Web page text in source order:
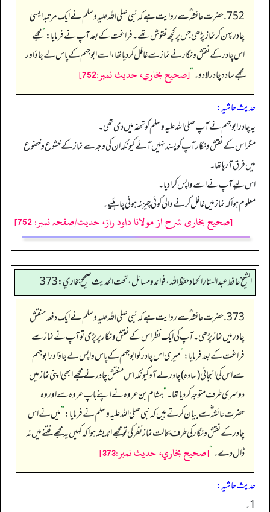
752. حضرت عائشہ‬ ؓ س‬ے روایت ہے کہ نبی صلی اللہ علیہ وسلم نے ایک مرتبہ ایسی
چادر پہن کر نماز پڑھی جس پر کچھ نقوش تھے۔ فراغت کے بعد آپ نے فرمایا:”مجھے
اس چادر کے نقش و نگار نے نماز سے غافل کر دیا تھا، اسے ابوجہم کے پاس لے جاؤ اور
مجھے سادہ چادر لا دو۔“[صحيح بخاري، حديث نمبر:752]
حدیث حاشیہ:
یہ چادر ابوجہم نے آپ صلی اللہ علیہ وسلم کو تحفہ میں دی تھی۔
مگراس کے نقش ونگار آپ کو پسندنہیں آئے کیونکہ ان کی وجہ سے نماز کے خشوع وخضوع
میں فرق آرہاتھا۔
اس لیے آپ نے اسے واپس کرا دیا۔
معلوم ہوا کہ نماز میں غافل کرنے والی کوئی چیز نہ ہونی چاہئیے۔
[صحیح بخاری شرح از مولانا داود راز، حدیث/صفحہ نمبر: 752]
الشيخ حافط عبدالستار الحماد حفظ الله، فوائد و مسائل، تحت الحديث صحيح بخاري:373
373. حضرت عائشہ‬ ؓ س‬ے روایت ہے کہ نبی صلی اللہ علیہ وسلم نے ایک دفعہ منقش
چادر میں نماز پڑھی۔ آپ کی ایک نظر اس کے نقش و نگار پر پڑی تو آپ نے نماز سے
فراغت کے بعد فرمایا:”میری اس چادر کو ابوجہم کے پاس واپس لے جاؤ اور ابوجہم
سے اس کی انبجانی (سادہ) چادر لے آو کیونکہ اس منقش چادر نے مجھے ابھی اپنی نماز میں
دوسری طرف متوجہ کر دیا تھا۔“ہشام بن عروہ نے اپنے باپ عروہ سے اور وہ
حضرت عائشہ‬ ؓ س‬ے بیان کرتے ہیں کہ نبی صلی اللہ علیہ وسلم نے فرمایا:”میں نے اس
چادر کے نقش و نگار کی طرف بحالت نماز نظر کی تو مجھے اندیشہ ہوا کہ کہیں یہ مجھے فتنے میں نہ
ڈال دے۔“[صحيح بخاري، حديث نمبر:373]
حدیث حاشیہ:
1۔